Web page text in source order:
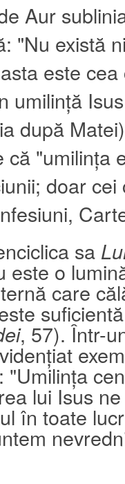
Aur
"Nu există
este
umilință
după
că "umilința
doar cei
sa
este o
care
, 57). Într-
"Umilința
lui Isus
în toate